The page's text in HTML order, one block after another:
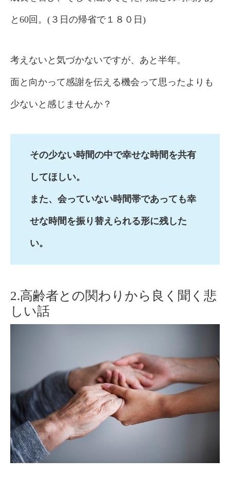
と60回。(３日の帰省で１８０日)
考えないと気づかないですが、あと半年。
面と向かって感謝を伝える機会って思ったよりも
少ないと感じませんか？
その少ない時間の中で幸せな時間を共有
してほしい。
また、会っていない時間帯であっても幸
せな時間を振り替えられる形に残した
い。
2.高齢者との関わりから良く聞く悲
しい話